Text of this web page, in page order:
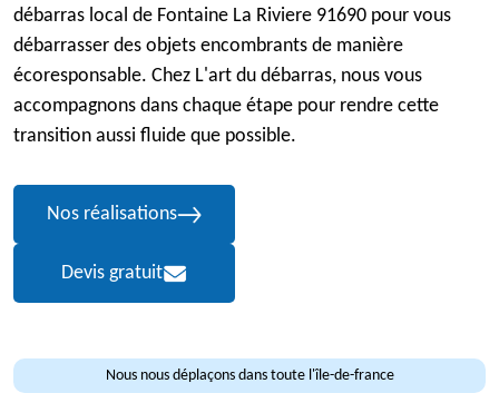
débarras local de Fontaine La Riviere 91690 pour vous
débarrasser des objets encombrants de manière
écoresponsable. Chez L'art du débarras, nous vous
accompagnons dans chaque étape pour rendre cette
transition aussi fluide que possible.
Nos réalisations
Devis gratuit
Nous nous déplaçons dans toute l'île-de-france